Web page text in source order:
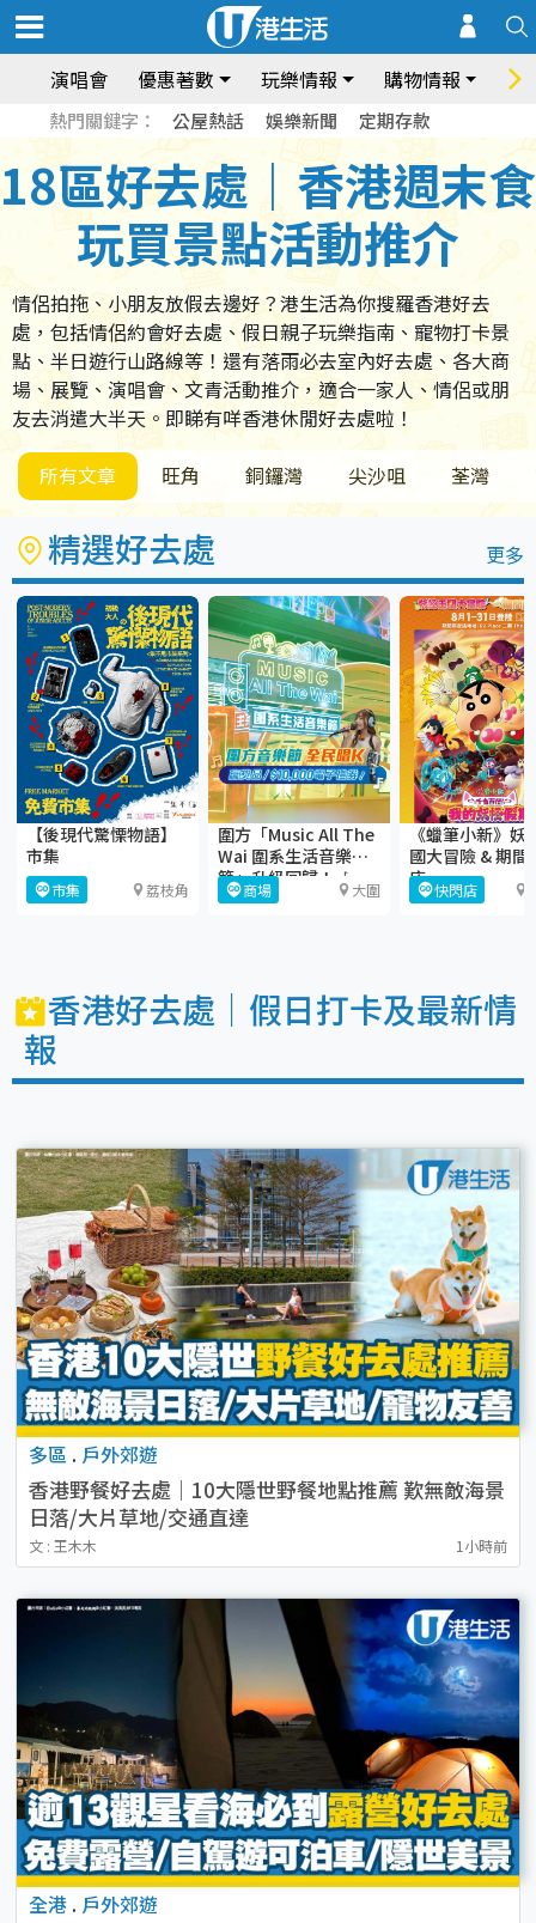
演唱會 優惠著數 玩樂情報 購物情報 飲
熱門關鍵字： 公屋熱話 娛樂新聞 定期存款
18區好去處｜香港週末食
玩買景點活動推介
情侶拍拖、小朋友放假去邊好？港生活為你搜羅香港好去
處，包括情侶約會好去處、假日親子玩樂指南、寵物打卡景
點、半日遊行山路線等！還有落雨必去室內好去處、各大商
場、展覽、演唱會、文青活動推介，適合一家人、情侶或朋
友去消遣大半天。即睇有咩香港休閒好去處啦！
所有文章
旺角 銅鑼灣 尖沙咀 荃灣
精選好去處 更多
【後現代驚慄物語】
市集
市集 荔枝角
圍方「Music All The
Wai 圍系生活音樂
節」升級回歸！🎶
商場 大圍
《蠟筆小新》妖
國大冒險 & 期間
店
快閃店
香港好去處｜假日打卡及最新情
報
多區 . 戶外郊遊
香港野餐好去處｜10大隱世野餐地點推薦 歎無敵海景
日落/大片草地/交通直達
文 : 王木木 1小時前
全港 . 戶外郊遊